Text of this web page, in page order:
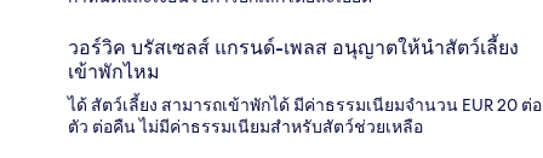
วอร์วิค บรัสเซลส์ แกรนด์-เพลส อนุญาตให้นำสัตว์เลี้ยง
เข้าพักไหม
ได้ สัตว์เลี้ยง สามารถเข้าพักได้ มีค่าธรรมเนียมจำนวน EUR 20 ต่อ
ตัว ต่อคืน ไม่มีค่าธรรมเนียมสำหรับสัตว์ช่วยเหลือ